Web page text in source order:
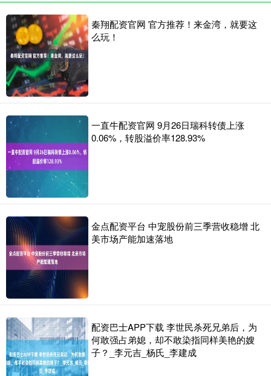
秦翔配资官网 官方推荐！来金湾，就要这
么玩！
一直牛配资官网 9月26日瑞科转债上涨
0.06%，转股溢价率128.93%
金点配资平台 中宠股份前三季营收稳增 北
美市场产能加速落地
配资巴士APP下载 李世民杀死兄弟后，为
何敢强占弟媳，却不敢染指同样美艳的嫂
子？_李元吉_杨氏_李建成